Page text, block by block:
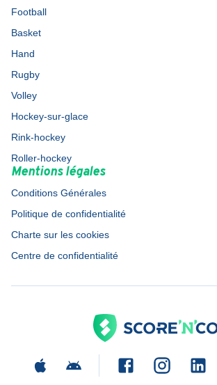
Football
Basket
Hand
Rugby
Volley
Hockey-sur-glace
Rink-hockey
Roller-hockey
Mentions légales
Conditions Générales
Politique de confidentialité
Charte sur les cookies
Centre de confidentialité